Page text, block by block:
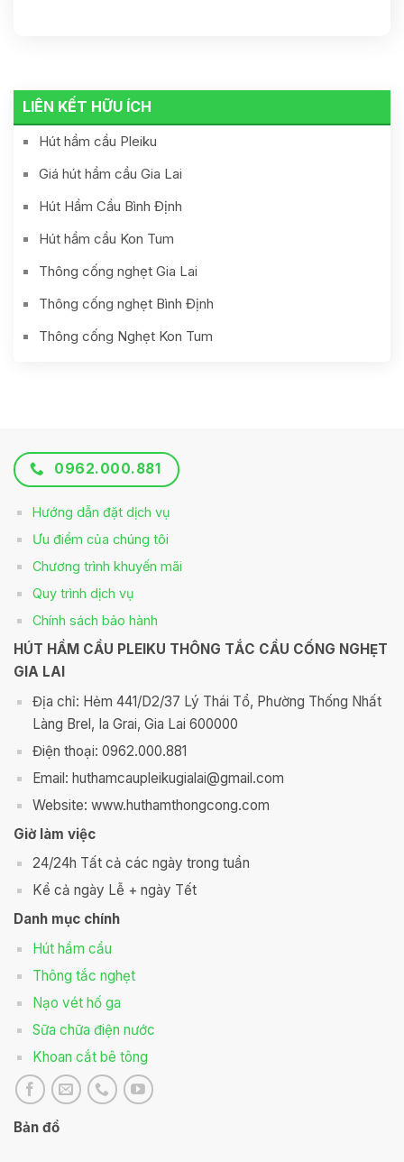
LIÊN KẾT HỮU ÍCH
Hút hầm cầu Pleiku
Giá hút hầm cầu Gia Lai
Hút Hầm Cầu Bình Định
Hút hầm cầu Kon Tum
Thông cống nghẹt Gia Lai
Thông cống nghẹt Bình Định
Thông cống Nghẹt Kon Tum
0962.000.881
Hướng dẫn đặt dịch vụ
Ưu điểm của chúng tôi
Chương trình khuyến mãi
Quy trình dịch vụ
Chính sách bảo hành
HÚT HẦM CẦU PLEIKU THÔNG TẮC CẦU CỐNG NGHẸT
GIA LAI
Địa chỉ: Hẻm 441/D2/37 Lý Thái Tổ, Phường Thống Nhất
Làng Brel, Ia Grai, Gia Lai 600000
Điện thoại: 0962.000.881
Email: huthamcaupleikugialai@gmail.com
Website: www.huthamthongcong.com
Giờ làm việc
24/24h Tất cả các ngày trong tuần
Kể cả ngày Lễ + ngày Tết
Danh mục chính
Hút hầm cầu
Thông tắc nghẹt
Nạo vét hố ga
Sữa chữa điện nước
Khoan cắt bê tông
Bản đồ